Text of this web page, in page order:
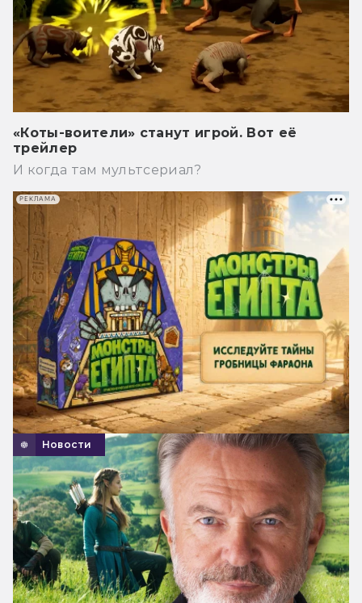
«Коты-воители» станут игрой. Вот её
трейлер
И когда там мультсериал?
Новости
РЕКЛАМА